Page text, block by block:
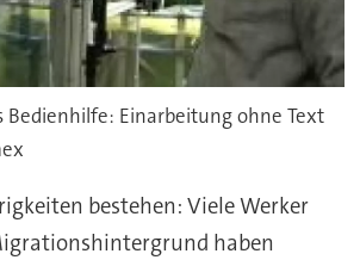
Bedienhilfe: Einarbeitung ohne Text
bestehen: Viele Werker
haben